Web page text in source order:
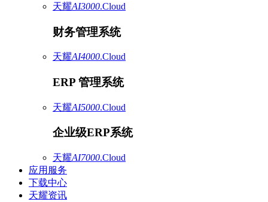
天耀AI3000.Cloud
财务管理系统
天耀AI4000.Cloud
ERP 管理系统
天耀AI5000.Cloud
企业级ERP系统
天耀AI7000.Cloud
应用服务
下载中心
天耀资讯